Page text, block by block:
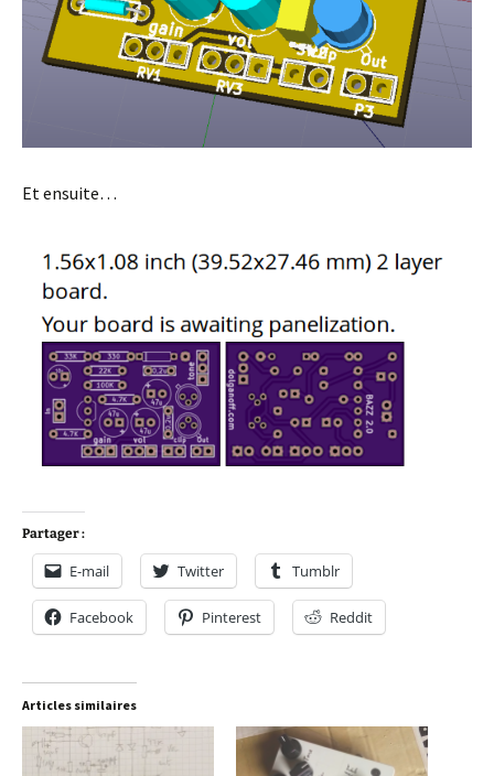
Et ensuite…
Partager :
E-mail Twitter Tumblr
Facebook Pinterest Reddit
Articles similaires